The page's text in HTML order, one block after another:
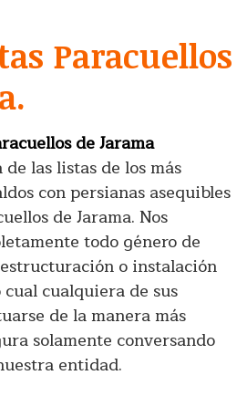
Paracuellos
de Jarama
las listas de los más
con persianas asequibles
de Jarama. Nos
todo género de
o instalación
cualquiera de sus
de la manera más
solamente conversando
entidad.